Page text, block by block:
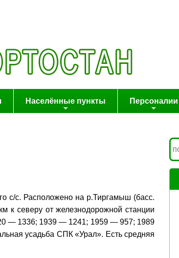
Населённые пункты Персоналии
с/с. Расположено на р.Тиргамыш (басс.
к северу от железнодорожной станции
— 1336; 1939 — 1241; 1959 — 957; 1989
усадьба СПК «Урал». Есть средняя